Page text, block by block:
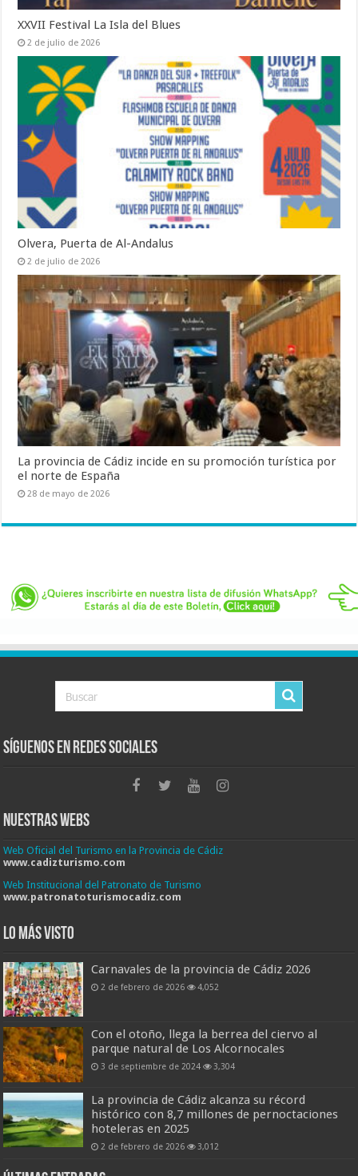
XXVII Festival La Isla del Blues
2 de julio de 2026
Olvera, Puerta de Al-Andalus
2 de julio de 2026
La provincia de Cádiz incide en su promoción turística por
el norte de España
28 de mayo de 2026
Síguenos en Redes Sociales
Nuestras Webs
Web Oficial del Turismo en la Provincia de Cádiz
www.cadizturismo.com
Web Institucional del Patronato de Turismo
www.patronatoturismocadiz.com
Lo más visto
Carnavales de la provincia de Cádiz 2026
2 de febrero de 2026 4,052
Con el otoño, llega la berrea del ciervo al
parque natural de Los Alcornocales
3 de septiembre de 2024 3,304
La provincia de Cádiz alcanza su récord
histórico con 8,7 millones de pernoctaciones
hoteleras en 2025
2 de febrero de 2026 3,012